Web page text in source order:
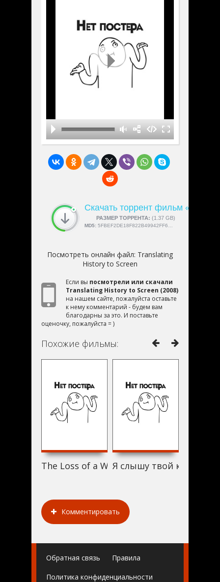
Скачать торрент фильм
РАЗМЕР ТОРРЕНТА: (1.37 GB)
СКАЧАЛИ:4189
MD5: 5FBEF2DE18F822B49942FF6E54795947
Посмотреть онлайн файл: Translating
History to Screen
Если вы посмотрели или скачали
Translating History to Screen (2008)
на нашем сайте, пожалуйста оставьте
к нему комментарий - будем вам
благодарны за это. И поставьте
оценочку, пожалуйста = )
Похожие фильмы:
The Loss of a Wrestling Match (2008)
Я слышу твой крик
Комментировать
Обратная связь Правила
Политика конфиденциальности